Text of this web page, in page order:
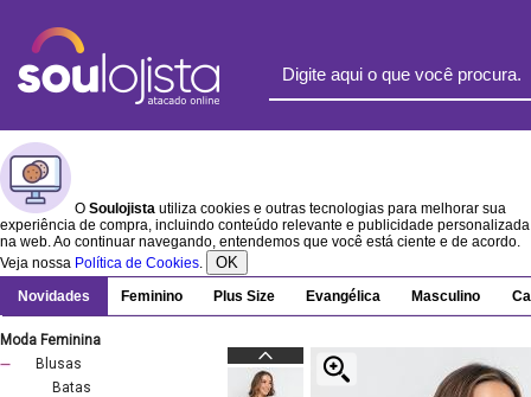
O Soulojista utiliza cookies e outras tecnologias para melhorar sua
experiência de compra, incluindo conteúdo relevante e publicidade personalizada
na web. Ao continuar navegando, entendemos que você está ciente e de acordo.
Veja nossa Política de Cookies. OK
Novidades Feminino Plus Size Evangélica Masculino
Moda Feminina
Blusas
Batas